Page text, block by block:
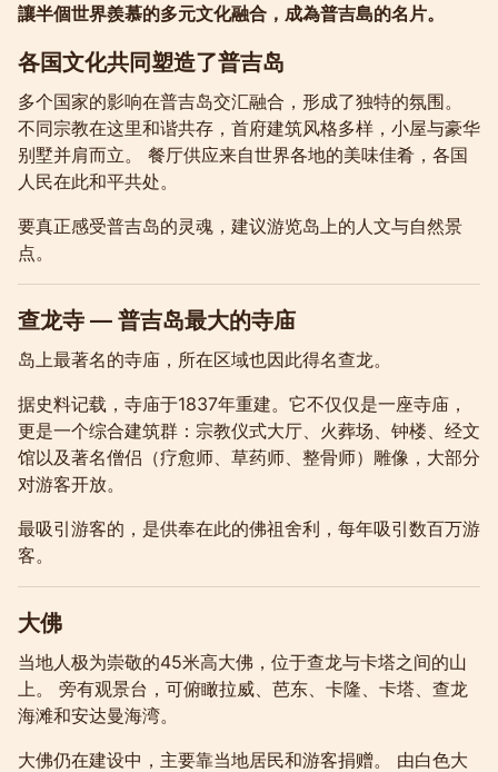
讓半個世界羨慕的多元文化融合，成為普吉島的名片。
各国文化共同塑造了普吉岛
多个国家的影响在普吉岛交汇融合，形成了独特的氛围。
不同宗教在这里和谐共存，首府建筑风格多样，小屋与豪华
别墅并肩而立。 餐厅供应来自世界各地的美味佳肴，各国
人民在此和平共处。
要真正感受普吉岛的灵魂，建议游览岛上的人文与自然景
点。
查龙寺 — 普吉岛最大的寺庙
岛上最著名的寺庙，所在区域也因此得名查龙。
据史料记载，寺庙于1837年重建。它不仅仅是一座寺庙，
更是一个综合建筑群：宗教仪式大厅、火葬场、钟楼、经文
馆以及著名僧侣（疗愈师、草药师、整骨师）雕像，大部分
对游客开放。
最吸引游客的，是供奉在此的佛祖舍利，每年吸引数百万游
客。
大佛
当地人极为崇敬的45米高大佛，位于查龙与卡塔之间的山
上。 旁有观景台，可俯瞰拉威、芭东、卡隆、卡塔、查龙
海滩和安达曼海湾。
大佛仍在建设中，主要靠当地居民和游客捐赠。 由白色大